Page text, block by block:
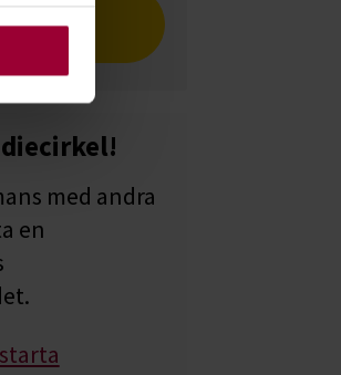
vår tidning
med andra
en